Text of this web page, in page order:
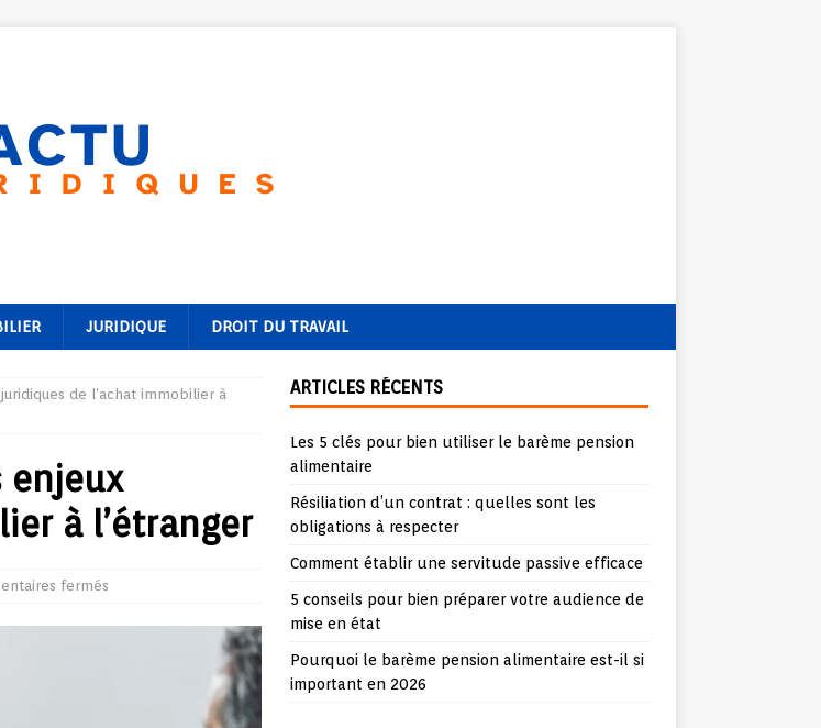
JURIDIQUE DROIT DU TRAVAIL
de l’achat immobilier à
enjeux
à l’étranger
fermés
ARTICLES RÉCENTS
Les 5 clés pour bien utiliser le barème pension
alimentaire
Résiliation d’un contrat : quelles sont les
obligations à respecter
Comment établir une servitude passive efficace
5 conseils pour bien préparer votre audience de
mise en état
Pourquoi le barème pension alimentaire est-il si
important en 2026